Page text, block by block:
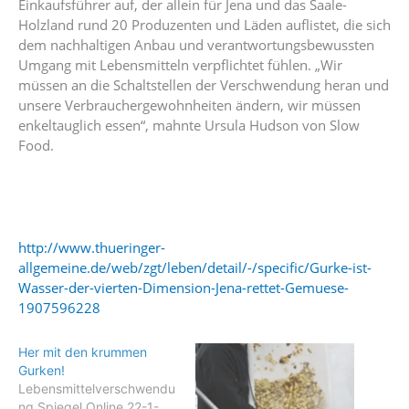
Einkaufsführer auf, der allein für Jena und das Saale-
Holzland rund 20 Produzenten und Läden auflistet, die sich
dem nach­­haltigen Anbau und verantwortungsbewussten
Umgang mit ­Lebensmitteln verpflichtet fühlen. „Wir
müssen an die Schaltstellen der Verschwendung heran und
unsere Verbrauchergewohnheiten ändern, wir müssen
enkeltauglich essen“, mahnte Ursula Hudson von Slow
Food.
http://www.thueringer-
allgemeine.de/web/zgt/leben/detail/-/specific/Gurke-ist-
Wasser-der-vierten-Dimension-Jena-rettet-Gemuese-
1907596228
Her mit den krummen
Gurken!
Lebensmittelverschwendu